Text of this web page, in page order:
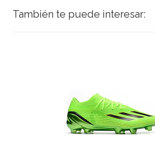
También te puede interesar: